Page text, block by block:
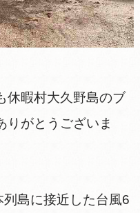
休暇村大久野島のブ
りがとうございま
島に接近した台風6